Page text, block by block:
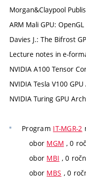
Morgan&Claypool
ARM Mali GPU:
Davies J.: The Bifrost
Lecture notes in e-
NVIDIA A100 Tensor
NVIDIA Tesla V100
NVIDIA Turing GPU
Program IT-MGR-2
obor MGM , 0
obor MBI , 0
obor MBS , 0